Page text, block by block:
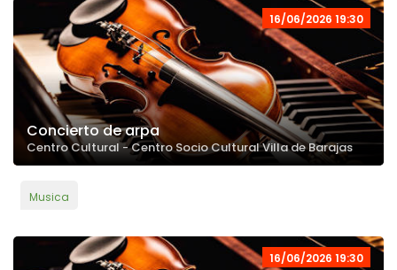
16/06/2026 19:30
Concierto de arpa
Centro Cultural - Centro Socio Cultural Villa de Barajas
Musica
16/06/2026 19:30